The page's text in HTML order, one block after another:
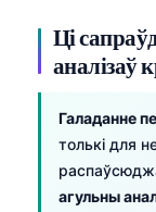
Ці
аналізаў
Галаданне
толькі для
агульны